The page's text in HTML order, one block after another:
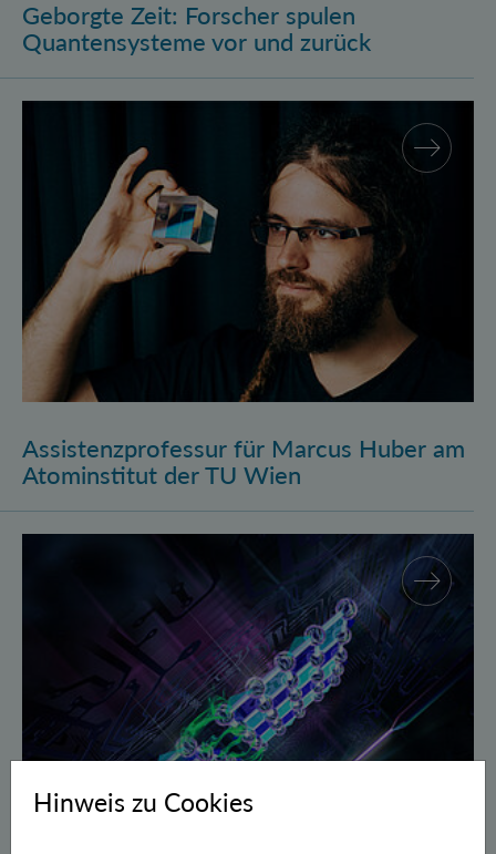
Geborgte Zeit: Forscher spulen
Quantensysteme vor und zurück
Assistenzprofessur für Marcus Huber am
Atominstitut der TU Wien
Gegen Fehler geschützte Quantenbits verschränkt
Hinweis zu Cookies